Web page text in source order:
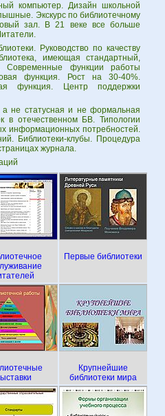
компьютер. Дизайн школьной
Экскурс по библиотечному
зал. В 21 веке все больше
Руководство по качеству
имеющая стандартный,
Современные функции работы
функция. Рост на 30-40%.
функция. Центр поддержки
не статусная и не формальная
в отечественном БВ. Типологии
информационных потребностей.
Библиотеки-клубы. Процедура
журнала.
Первые библиотеки
Крупнейшие
библиотеки мира